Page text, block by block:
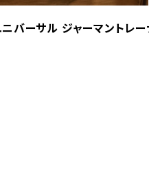
ーサル ジャーマントレー